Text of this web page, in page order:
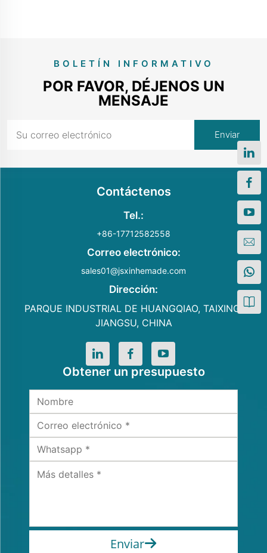
BOLETÍN INFORMATIVO
POR FAVOR, DÉJENOS UN
MENSAJE
Contáctenos
Tel.:
+86-17712582558
Correo electrónico:
sales01@jsxinhemade.com
Dirección:
PARQUE INDUSTRIAL DE HUANGQIAO, TAIXING,
JIANGSU, CHINA
Obtener un presupuesto
Enviar